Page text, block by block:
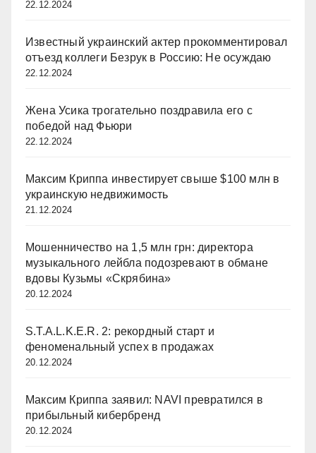
22.12.2024
Известный украинский актер прокомментировал
отъезд коллеги Безрук в Россию: Не осуждаю
22.12.2024
Жена Усика трогательно поздравила его с
победой над Фьюри
22.12.2024
Максим Криппа инвестирует свыше $100 млн в
украинскую недвижимость
21.12.2024
Мошенничество на 1,5 млн грн: директора
музыкального лейбла подозревают в обмане
вдовы Кузьмы «Скрябина»
20.12.2024
S.T.A.L.K.E.R. 2: рекордный старт и
феноменальный успех в продажах
20.12.2024
Максим Криппа заявил: NAVI превратился в
прибыльный кибербренд
20.12.2024